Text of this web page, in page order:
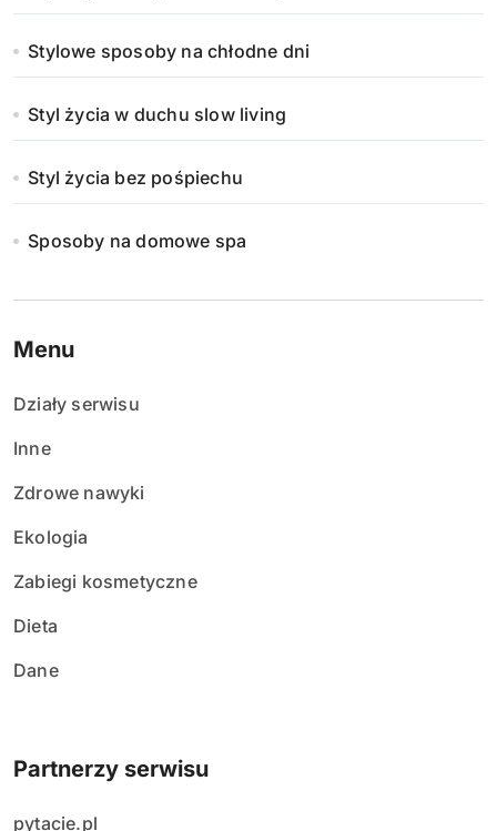
Stylowe sposoby na chłodne dni
Styl życia w duchu slow living
Styl życia bez pośpiechu
Sposoby na domowe spa
Menu
Działy serwisu
Inne
Zdrowe nawyki
Ekologia
Zabiegi kosmetyczne
Dieta
Dane
Partnerzy serwisu
pytacie.pl